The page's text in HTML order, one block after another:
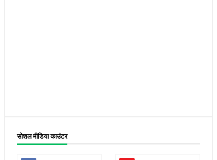
सोशल मीडिया काउंटर